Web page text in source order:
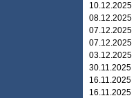
10.12.2025
08.12.2025
07.12.2025
07.12.2025
03.12.2025
30.11.2025
16.11.2025
16.11.2025